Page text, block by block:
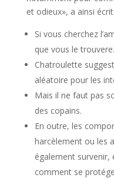
et odieux», a ainsi
Si vous cherchez
que vous le
Chatroulette
aléatoire pour les
Mais il ne faut pas
des copains.
En outre, les
harcèlement ou les
également survenir,
comment se